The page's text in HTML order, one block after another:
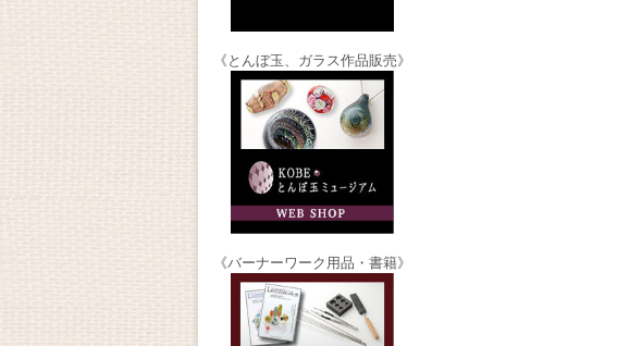
《とんぼ玉、ガラス作品販売》
《バーナーワーク用品・書籍》